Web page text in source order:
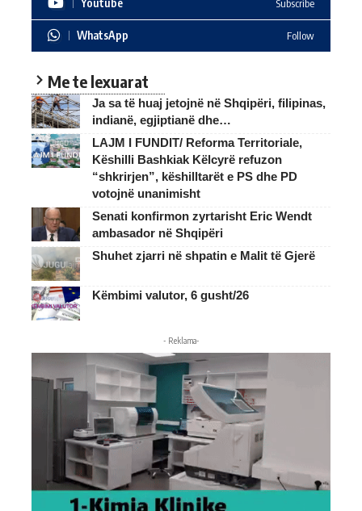
Youtube Subscribe
WhatsApp Follow
Me te lexuarat
Ja sa të huaj jetojnë në Shqipëri, filipinas,
indianë, egjiptianë dhe…
LAJM I FUNDIT/ Reforma Territoriale,
Këshilli Bashkiak Këlcyrë refuzon
“shkrirjen”, këshilltarët e PS dhe PD
votojnë unanimisht
Senati konfirmon zyrtarisht Eric Wendt
ambasador në Shqipëri
Shuhet zjarri në shpatin e Malit të Gjerë
Këmbimi valutor, 6 gusht/26
- Reklama-